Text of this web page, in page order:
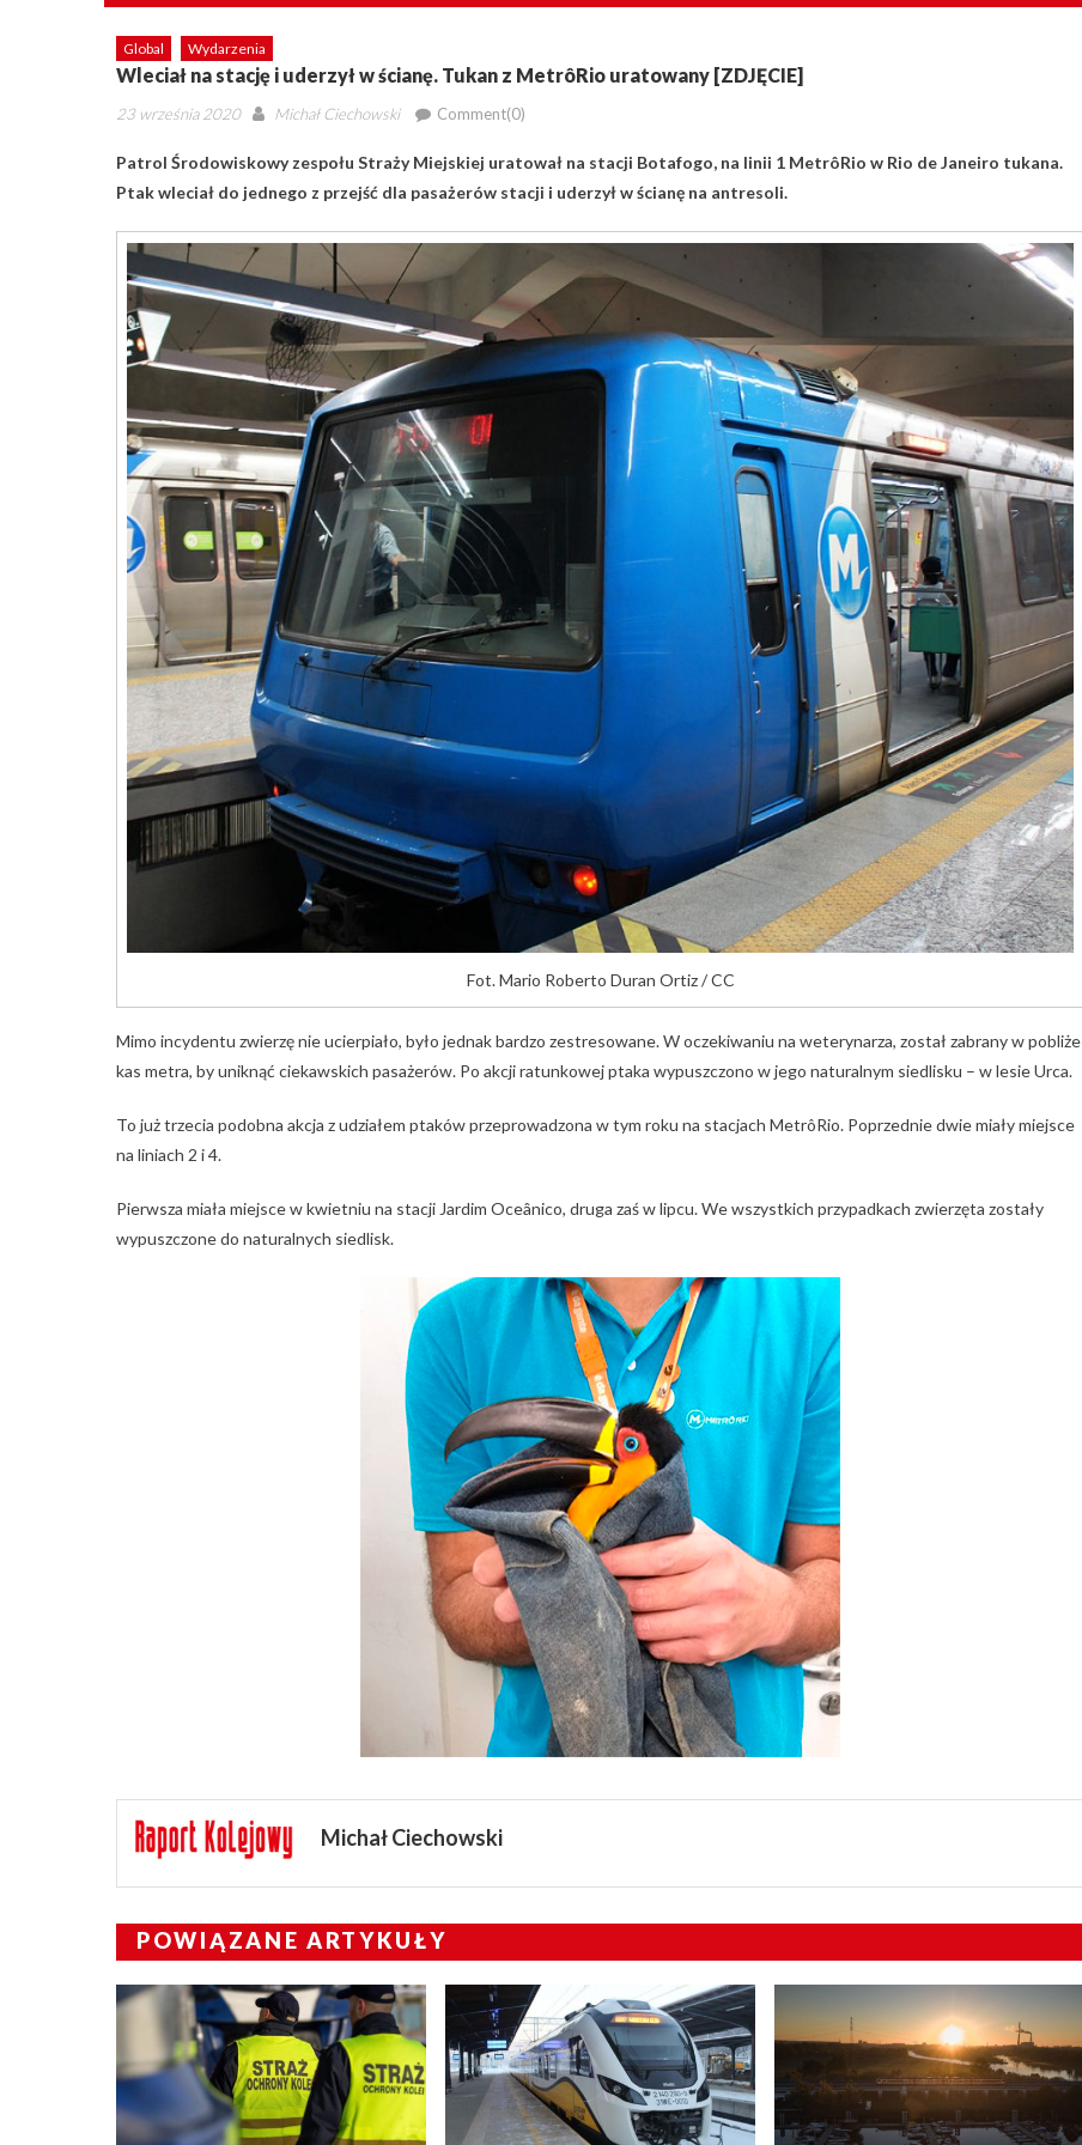
Global Wydarzenia
Wleciał na stację i uderzył w ścianę. Tukan z MetrôRio uratowany [ZDJĘCIE]
Posted
23 września 2020 Author
Michał Ciechowski Comment(0)
Patrol Środowiskowy zespołu Straży Miejskiej uratował na stacji Botafogo, na linii 1 MetrôRio w Rio de Janeiro tukana.
Ptak wleciał do jednego z przejść dla pasażerów stacji i uderzył w ścianę na antresoli.
Fot. Mario Roberto Duran Ortiz / CC
Mimo incydentu zwierzę nie ucierpiało, było jednak bardzo zestresowane. W oczekiwaniu na weterynarza, został zabrany w pobliże
kas metra, by uniknąć ciekawskich pasażerów. Po akcji ratunkowej ptaka wypuszczono w jego naturalnym siedlisku – w lesie Urca.
To już trzecia podobna akcja z udziałem ptaków przeprowadzona w tym roku na stacjach MetrôRio. Poprzednie dwie miały miejsce
na liniach 2 i 4.
Pierwsza miała miejsce w kwietniu na stacji Jardim Oceânico, druga zaś w lipcu. We wszystkich przypadkach zwierzęta zostały
wypuszczone do naturalnych siedlisk.
Michał Ciechowski
POWIĄZANE ARTYKUŁY